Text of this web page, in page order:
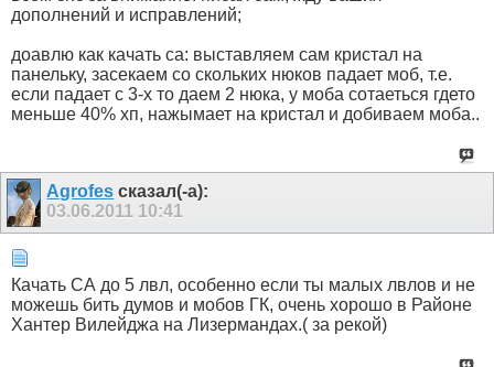
дополнений и исправлений;
доавлю как качать са: выставляем сам кристал на
панельку, засекаем со скольких нюков падает моб, т.е.
если падает с 3-х то даем 2 нюка, у моба сотаеться гдето
меньше 40% хп, нажымает на кристал и добиваем моба..
Agrofes сказал(-а):
03.06.2011 10:41
Качать СА до 5 лвл, особенно если ты малых лвлов и не
можешь бить думов и мобов ГК, очень хорошо в Районе
Хантер Вилейджа на Лизермандах.( за рекой)